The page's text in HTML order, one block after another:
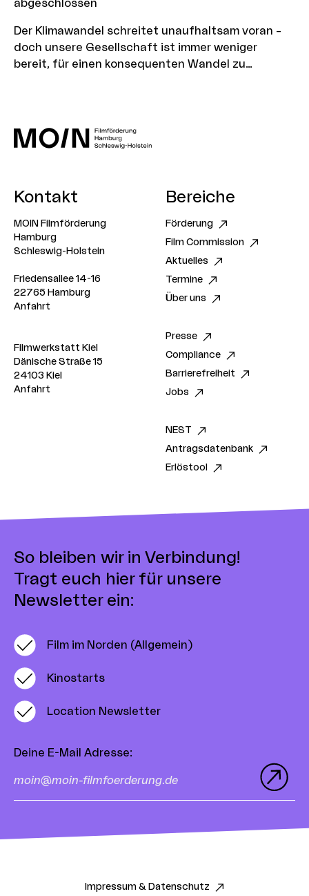
abgeschlossen
Der Klimawandel schreitet unaufhaltsam voran –
doch unsere Gesellschaft ist immer weniger
bereit, für einen konsequenten Wandel zu
werden, um langfristig Erfolg zu haben? Diesen
Fragen ging Kommunikationswissenschaftler Dr.
Filmförderung gemeinsam mit PlanetNarratives im
Arbeitsprozess und den Ergebnissen verraten wir
euch hier.
So bleiben wir in Verbindung!
Tragt euch hier für unsere
Newsletter ein:
Film im Norden (Allgemein)
Kinostarts
Location Newsletter
Deine E-Mail Adresse:
Kontakt
MOIN Filmförderung
Hamburg
Schleswig-Holstein
Friedensallee 14-16
22765 Hamburg
Anfahrt
Filmwerkstatt Kiel
Dänische Straße 15
24103 Kiel
Anfahrt
Bereiche
Förderung
Film Commission
Aktuelles
Termine
Über uns
Presse
Compliance
Barrierefreiheit
Jobs
NEST
Antragsdatenbank
Erlöstool
Impressum & Datenschutz